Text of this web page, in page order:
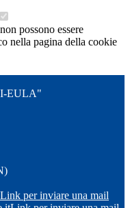
possono essere
nella pagina della cookie
EULA"
Link per inviare una mail